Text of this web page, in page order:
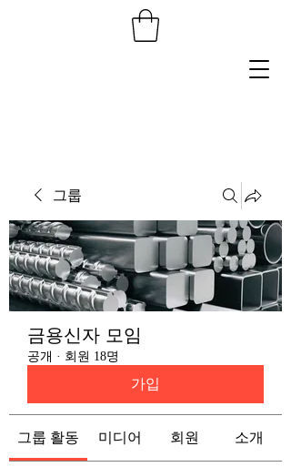
그룹
금용신자 모임
공개 · 회원 18명
가입
그룹 활동 미디어 회원 소개